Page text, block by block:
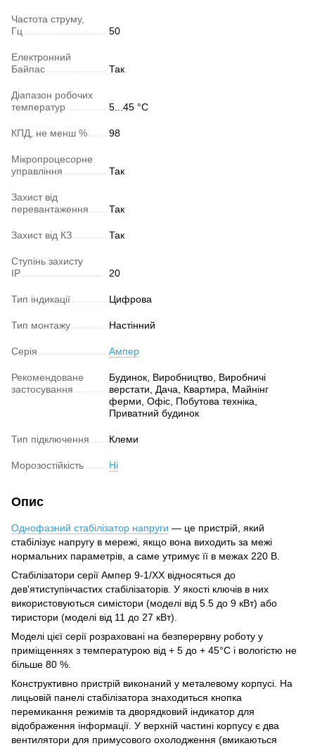
Частота струму,
Гц
50
Електронний
Байпас
Так
Діапазон робочих
температур
5...45 °C
КПД, не менш % 98
Мікропроцесорне
управління
Так
Захист від
перевантаження
Так
Захист від КЗ Так
Ступінь захисту
IP
20
Тип індикації Цифрова
Тип монтажу Настінний
Серія Ампер
Рекомендоване
застосування
Будинок, Виробництво, Виробничі
верстати, Дача, Квартира, Майнінг
ферми, Офіс, Побутова техніка,
Приватний будинок
Тип підключення Клеми
Морозостійкість Ні
Опис
Однофазний стабілізатор напруги — це пристрій, який
стабілізує напругу в мережі, якщо вона виходить за межі
нормальних параметрів, а саме утримує її в межах 220 В.
Стабілізатори серії Ампер 9-1/ХХ відносяться до
дев'ятиступінчастих стабілізаторів. У якості ключів в них
використовуються симістори (моделі від 5.5 до 9 кВт) або
тиристори (моделі від 11 до 27 кВт).
Моделі цієї серії розраховані на безперервну роботу у
приміщеннях з температурою від + 5 до + 45°С і вологістю не
більше 80 %.
Конструктивно пристрій виконаний у металевому корпусі. На
лицьовій панелі стабілізатора знаходиться кнопка
перемикання режимів та дворядковий індикатор для
відображення інформації. У верхній частині корпусу є два
вентилятори для примусового охолодження (вмикаються